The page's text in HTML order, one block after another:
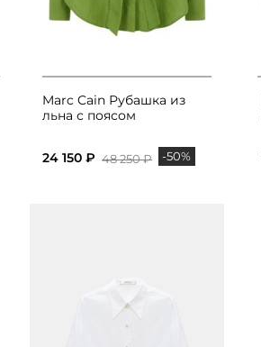
Marc Cain Рубашка из
льна с поясом
24 150 ₽ 48 250 ₽ -50%